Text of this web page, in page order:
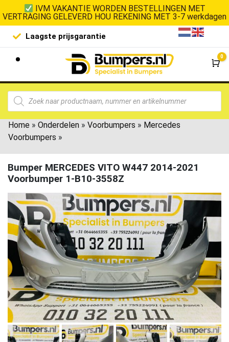
IVM VAKANTIE WORDEN BESTELLINGEN MET
VERTRAGING GELEVERD HOU REKENING MET 3-7 werkdagen
Laagste prijsgarantie De
0
Home » Onderdelen » Voorbumpers » Mercedes
Voorbumpers »
Bumper MERCEDES VITO W447 2014-2021
Voorbumper 1-B10-3558Z